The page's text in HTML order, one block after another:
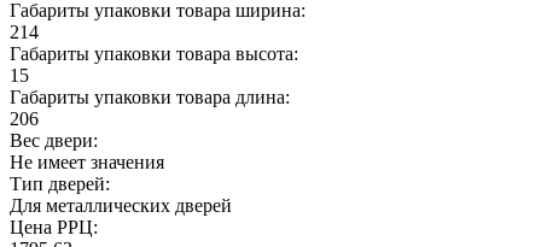
Габариты упаковки товара ширина:
214
Габариты упаковки товара высота:
15
Габариты упаковки товара длина:
206
Вес двери:
Не имеет значения
Тип дверей:
Для металлических дверей
Цена РРЦ: